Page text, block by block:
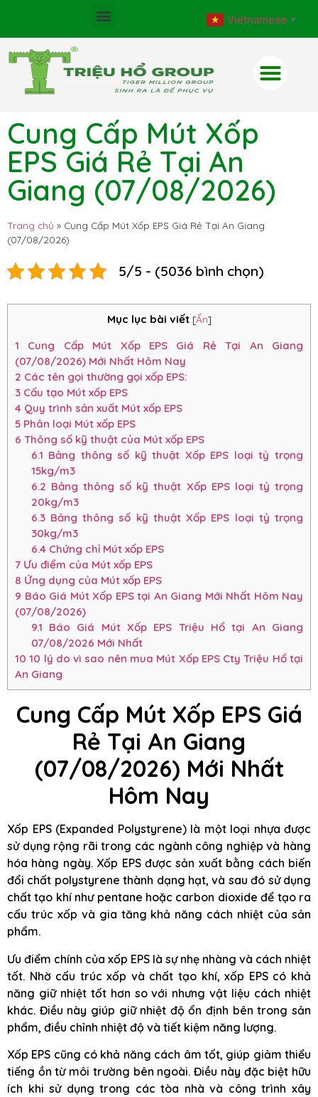
Vietnamese ▼
Cung Cấp Mút Xốp
EPS Giá Rẻ Tại An
Giang (07/08/2026)
Trang chủ » Cung Cấp Mút Xốp EPS Giá Rẻ Tại An Giang
(07/08/2026)
5/5 - (5036 bình chọn)
Mục lục bài viết [Ẩn]
1 Cung Cấp Mút Xốp EPS Giá Rẻ Tại An Giang
(07/08/2026) Mới Nhất Hôm Nay
2 Các tên gọi thường gọi xốp EPS:
3 Cấu tạo Mút xốp EPS
4 Quy trình sản xuất Mút xốp EPS
5 Phân loại Mút xốp EPS
6 Thông số kỹ thuật của Mút xốp EPS
6.1 Bảng thông số kỹ thuật Xốp EPS loại tỷ trọng
15kg/m3
6.2 Bảng thông số kỹ thuật Xốp EPS loại tỷ trọng
20kg/m3
6.3Bảng thông số kỹ thuật Xốp EPS loại tỷ trọng
30kg/m3
6.4 Chứng chỉ Mút xốp EPS
7 Ưu điểm của Mút xốp EPS
8 Ứng dụng của Mút xốp EPS
9 Báo Giá Mút Xốp EPS tại An Giang Mới Nhất Hôm Nay
(07/08/2026)
9.1 Báo Giá Mút Xốp EPS Triệu Hổ tại An Giang
07/08/2026 Mới Nhất
10 10 lý do vì sao nên mua Mút Xốp EPS Cty Triệu Hổ tại
An Giang
Cung Cấp Mút Xốp EPS Giá
Rẻ Tại An Giang
(07/08/2026) Mới Nhất
Hôm Nay
Xốp EPS (Expanded Polystyrene) là một loại nhựa được
sử dụng rộng rãi trong các ngành công nghiệp và hàng
hóa hàng ngày. Xốp EPS được sản xuất bằng cách biến
đổi chất polystyrene thành dạng hạt, và sau đó sử dụng
chất tạo khí như pentane hoặc carbon dioxide để tạo ra
cấu trúc xốp và gia tăng khả năng cách nhiệt của sản
phẩm.
Ưu điểm chính của xốp EPS là sự nhẹ nhàng và cách nhiệt
tốt. Nhờ cấu trúc xốp và chất tạo khí, xốp EPS có khả
năng giữ nhiệt tốt hơn so với nhưng vật liệu cách nhiệt
khác. Điều này giúp giữ nhiệt độ ổn định bên trong sản
phẩm, điều chỉnh nhiệt độ và tiết kiệm năng lượng.
Xốp EPS cũng có khả năng cách âm tốt, giúp giảm thiểu
tiếng ồn từ môi trường bên ngoài. Điều này đặc biệt hữu
ích khi sử dụng trong các tòa nhà và công trình xây